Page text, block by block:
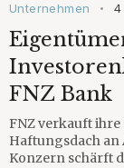
Unternehmen •
FNZ Bank
FNZ verkauft ihre
Haftungsdach an
Konzern schärft